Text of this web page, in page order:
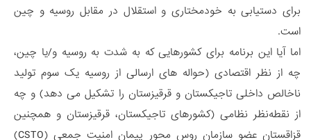
برای دستیابی به خودمختاری و استقلال در مقابل روسیه و چین
است.
اما آیا این برنامه برای کشورهایی که به شدت به روسیه و/یا چین،
چه از نظر اقتصادی (حواله های ارسالی از روسیه یک سوم تولید
ناخالص داخلی تاجیکستان و قرقیزستان را تشکیل می دهد) و چه
از نقطه‌نظر نظامی (کشورهای تاجیکستان، قرقیزستان و همچنین
قزاقستان عضو سازمان روس محور پیمان امنیت جمعی (CSTO)